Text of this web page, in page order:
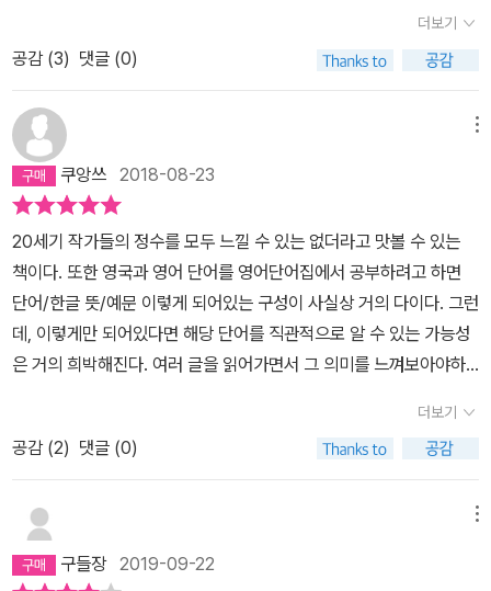
더보기
공감 (3) 댓글 (0)
쿠앙쓰 2018-08-23
20세기 작가들의 정수를 모두 느낄 수 있는 없더라고 맛볼 수 있는
책이다. 또한 영국과 영어 단어를 영어단어집에서 공부하려고 하면
단어/한글 뜻/예문 이렇게 되어있는 구성이 사실상 거의 다이다. 그런
데, 이렇게만 되어있다면 해당 단어를 직관적으로 알 수 있는 가능성
은 거의 희박해진다. 여러 글을 읽어가면서 그 의미를 느껴보아야하
어버리고 만다. 그러나 이 책에서는 문맥으로 직관적으로 그 의미를
받아들일 수 있게 해주는 책이라고 본다. 다만 영어발음기호가 없다
는 것과 해당 문맥을 제외하고 다른 의미는 추가적으로 공부해야 한
다는 면을 빼놓지 않을 수 없다. 따라서 이 책은 word smart 같은 책
을 공부하기 전 읽고 익히기에 좋은 책 정도로 보는 것이 가장 현명하
지 않을까 싶고, 또는 영어 단편집을 읽고 싶지만 겁이 난다면 읽을 수
더보기
공감 (2) 댓글 (0)
구들장2019-09-22